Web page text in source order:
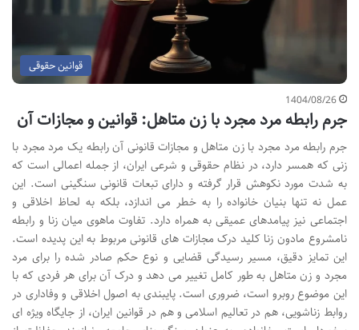
قوانین حقوقی
1404/08/26
جرم رابطه مرد مجرد با زن متاهل: قوانین و مجازات آن
جرم رابطه مرد مجرد با زن متاهل و مجازات قانونی آن رابطه یک مرد مجرد با
زنی که همسر دارد، در نظام حقوقی و شرعی ایران، از جمله اعمالی است که
به شدت مورد نکوهش قرار گرفته و دارای تبعات قانونی سنگینی است. این
عمل نه تنها بنیان خانواده را به خطر می اندازد، بلکه به لحاظ اخلاقی و
اجتماعی نیز پیامدهای عمیقی به همراه دارد. تفاوت ماهوی میان زنا و رابطه
نامشروع مادون زنا کلید درک مجازات های قانونی مربوط به این پدیده است.
این تمایز دقیق، مسیر رسیدگی قضایی و نوع حکم صادر شده را برای مرد
مجرد و زن متاهل به طور کامل تغییر می دهد و درک آن برای هر فردی که با
این موضوع روبرو است، ضروری است. پایبندی به اصول اخلاقی و وفاداری در
روابط زناشویی، هم در تعالیم اسلامی و هم در قوانین ایران، از جایگاه ویژه ای